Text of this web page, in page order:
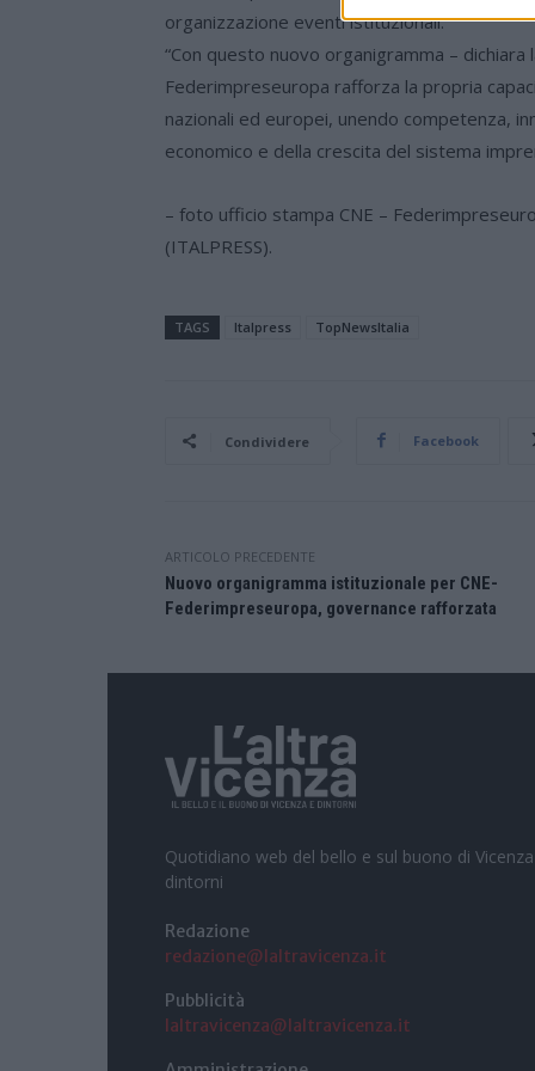
organizzazione eventi istituzionali.
“Con questo nuovo organigramma –
Federimpreseuropa rafforza la propria
nazionali ed europei, unendo competenza,
economico e della crescita del sistema
– foto ufficio stampa CNE –
(ITALPRESS).
TAGS Italpress TopNewsItalia
Condividere Facebook
ARTICOLO PRECEDENTE
Nuovo organigramma istituzionale per CNE-
Federimpreseuropa, governance rafforzata
Quotidiano web del bello e sul buono di
dintorni
Redazione
redazione@laltravicenza.it
Pubblicità
laltravicenza@laltravicenza.it